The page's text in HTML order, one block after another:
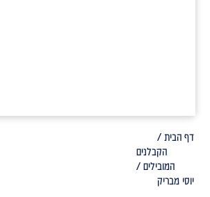
דף הבית /
הקבלנים
המובילים /
יוסי מבריק